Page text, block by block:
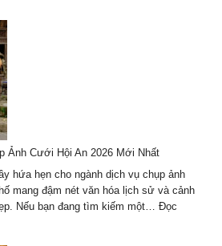
Ảnh Cưới Hội An 2026 Mới Nhất
hứa hẹn cho ngành dịch vụ chụp ảnh
mang đậm nét văn hóa lịch sử và cảnh
Nếu bạn đang tìm kiếm một… Đọc